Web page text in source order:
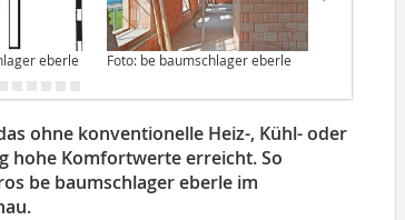
eberle Foto: be baumschlager eberle Foto: be
ohne konventionelle Heiz-, Kühl- oder
hohe Komfortwerte erreicht. So
be baumschlager eberle im